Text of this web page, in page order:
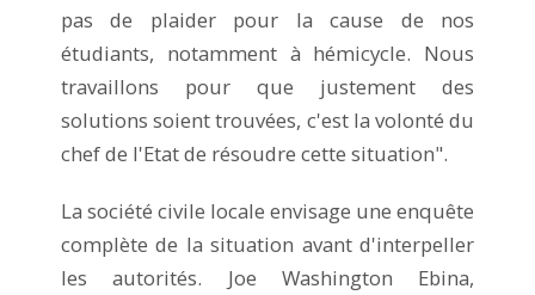
pas de plaider pour la cause de nos
étudiants, notamment à hémicycle. Nous
travaillons pour que justement des
solutions soient trouvées, c'est la volonté du
chef de l'Etat de résoudre cette situation".
La société civile locale envisage une enquête
complète de la situation avant d'interpeller
les autorités. Joe Washington Ebina,